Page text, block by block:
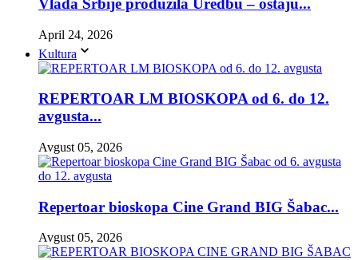
Vlada Srbije produžila Uredbu – ostaju...
April 24, 2026
Kultura
REPERTOAR LM BIOSKOPA od 6. do 12.
avgusta...
Avgust 05, 2026
Repertoar bioskopa Cine Grand BIG Šabac...
Avgust 05, 2026